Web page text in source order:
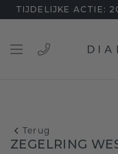
TIJDELIJKE ACTIE:
Terug
ZEGELRING